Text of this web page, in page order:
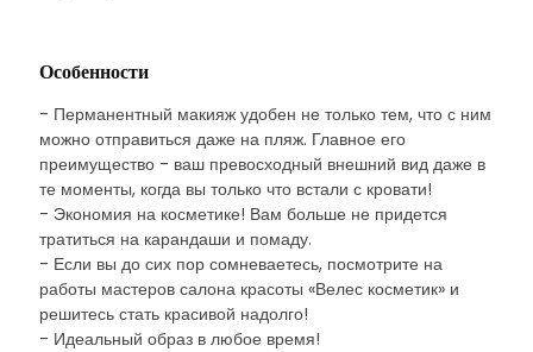
Особенности
- Перманентный макияж удобен не только тем, что с ним
можно отправиться даже на пляж. Главное его
преимущество - ваш превосходный внешний вид даже в
те моменты, когда вы только что встали с кровати!
- Экономия на косметике! Вам больше не придется
тратиться на карандаши и помаду.
- Если вы до сих пор сомневаетесь, посмотрите на
работы мастеров салона красоты «Велес косметик» и
решитесь стать красивой надолго!
- Идеальный образ в любое время!